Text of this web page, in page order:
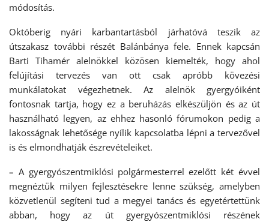
módosítás.
Októberig nyári karbantartásból járhatóvá teszik az
útszakasz további részét Balánbánya fele. Ennek kapcsán
Barti Tihamér alelnökkel közösen kiemelték, hogy ahol
felújítási tervezés van ott csak apróbb kövezési
munkálatokat végezhetnek. Az alelnök gyergyóiként
fontosnak tartja, hogy ez a beruházás elkészüljön és az út
használható legyen, az ehhez hasonló fórumokon pedig a
lakosságnak lehetősége nyílik kapcsolatba lépni a tervezővel
is és elmondhatják észrevételeiket.
– A gyergyószentmiklósi polgármesterrel ezelőtt két évvel
megnéztük milyen fejlesztésekre lenne szükség, amelyben
közvetlenül segíteni tud a megyei tanács és egyetértettünk
abban, hogy az út gyergyószentmiklósi részének